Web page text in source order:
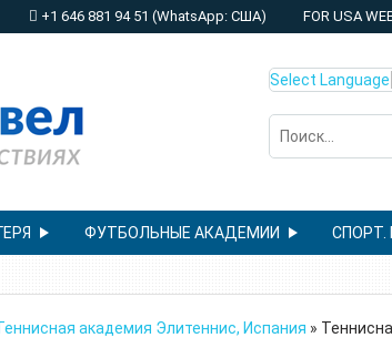
+1 646 881 94 51 (WhatsApp: США) FOR USA
Select Language
ФУТБОЛЬНЫЕ АКАДЕМИИ СПОРТ.
академия Элитеннис, Испания »